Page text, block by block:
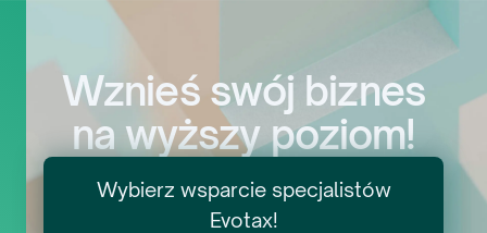
Wznieś swój biznes
na wyższy poziom!
Wybierz wsparcie specjalistów
Evotax!